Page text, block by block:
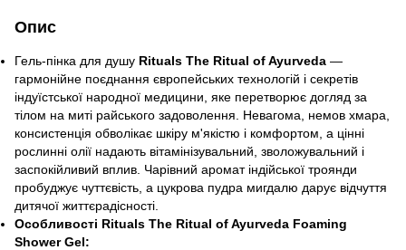
Опис
Гель-пінка для душу Rituals The Ritual of Ayurveda —
гармонійне поєднання європейських технологій і секретів
індуїстської народної медицини, яке перетворює догляд за
тілом на миті райського задоволення. Невагома, немов хмара,
консистенція обволікає шкіру м'якістю і комфортом, а цінні
рослинні олії надають вітамінізувальний, зволожувальний і
заспокійливий вплив. Чарівний аромат індійської троянди
пробуджує чуттєвість, а цукрова пудра мигдалю дарує відчуття
дитячої життєрадісності.
Особливості Rituals The Ritual of Ayurveda Foaming
Shower Gel: